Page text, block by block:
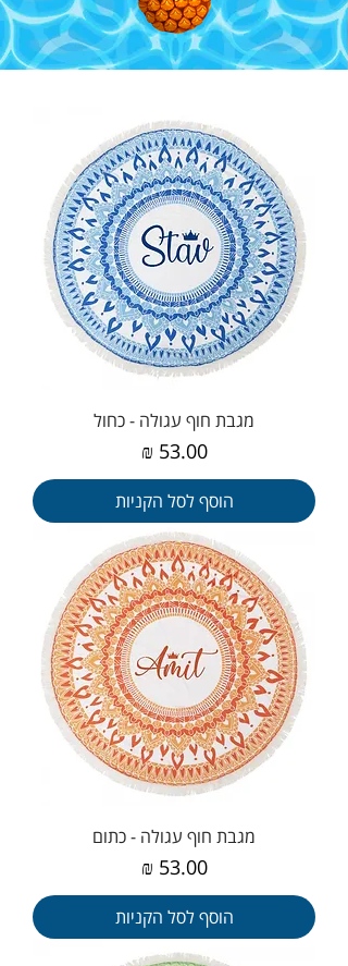
מגבת חוף עגולה - כחול
מחיר‏53.00 ‏₪
הוסף לסל הקניות
מגבת חוף עגולה - כתום
מחיר‏53.00 ‏₪
הוסף לסל הקניות